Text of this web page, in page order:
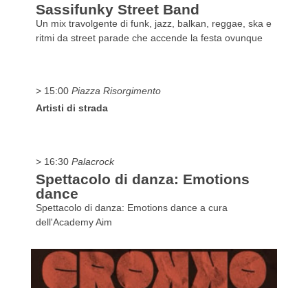
Sassifunky Street Band
Un mix travolgente di funk, jazz, balkan, reggae, ska e
ritmi da street parade che accende la festa ovunque
> 15:00 Piazza Risorgimento
Artisti di strada
> 16:30 Palacrock
Spettacolo di danza: Emotions
dance
Spettacolo di danza: Emotions dance a cura
dell'Academy Aim